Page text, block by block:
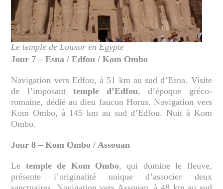
Le temple de Louxor en Egypte
Jour 7 – Esna / Edfou / Kom Ombo
Navigation vers Edfou, à 51 km au sud d’Esna. Visite
de l’imposant temple d’Edfou, d’époque gréco-
romaine, dédié au dieu faucon Horus. Navigation vers
Kom Ombo, à 145 km au sud d’Edfou. Nuit à Kom
Ombo.
Jour 8 – Kom Ombo / Assouan
Le temple de Kom Ombo, qui domine le fleuve,
présente l’originalité unique d’associer deux